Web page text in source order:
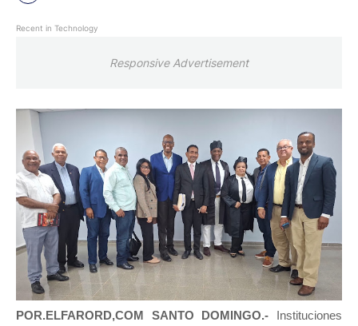
Recent in Technology
Responsive Advertisement
POR.ELFARORD,COM SANTO DOMINGO.- Instituciones